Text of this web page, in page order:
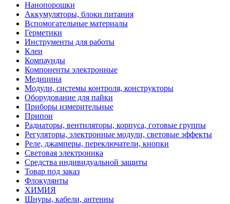
Нанопорошки
Аккумуляторы, блоки питания
Вспомогательные материалы
Герметики
Инструменты для работы
Клеи
Компаунды
Компоненты электронные
Медицина
Модули, системы контроля, конструкторы
Оборудование для пайки
Приборы измерительные
Припои
Радиаторы, вентиляторы, корпуса, готовые группы
Регуляторы, электронные модули, световые эффекты
Реле, джамперы, переключатели, кнопки
Световая электроника
Средства индивидуальной защиты
Товар под заказ
Флокулянты
ХИМИЯ
Шнуры, кабели, антенны